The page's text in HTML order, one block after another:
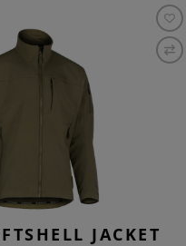
JACKET